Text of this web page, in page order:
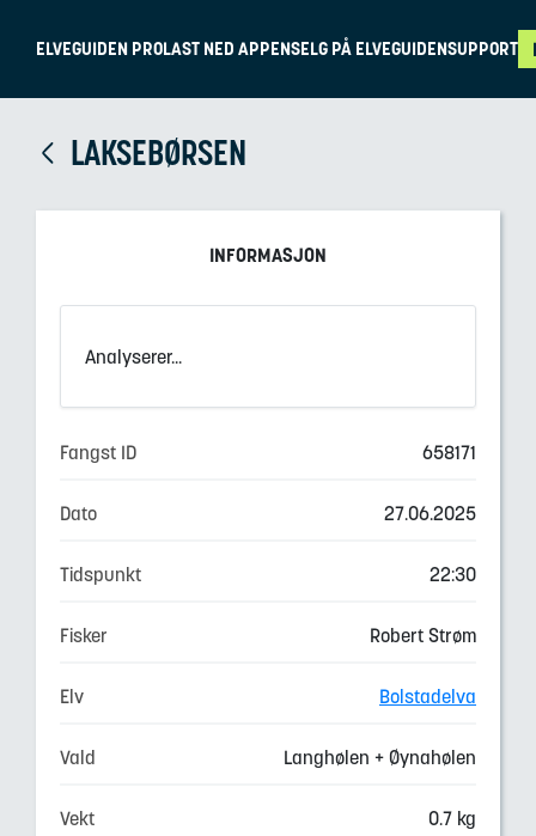
ELVEGUIDEN PROLAST NED APPENSELG PÅ ELVEGUIDENSUPPORT
LAKSEBØRSEN
INFORMASJON
Analyserer...
Fangst ID 658171
Dato 27.06.2025
Tidspunkt 22:30
Fisker Robert Strøm
Elv Bolstadelva
Vald Langhølen + Øynahølen
Vekt 0.7 kg